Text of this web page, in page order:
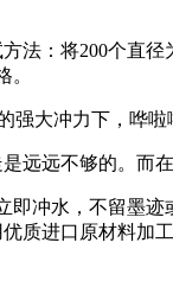
将200个直径
。
大冲力下，哗
远不够的。而在
水，不留墨迹
质进口原材料加